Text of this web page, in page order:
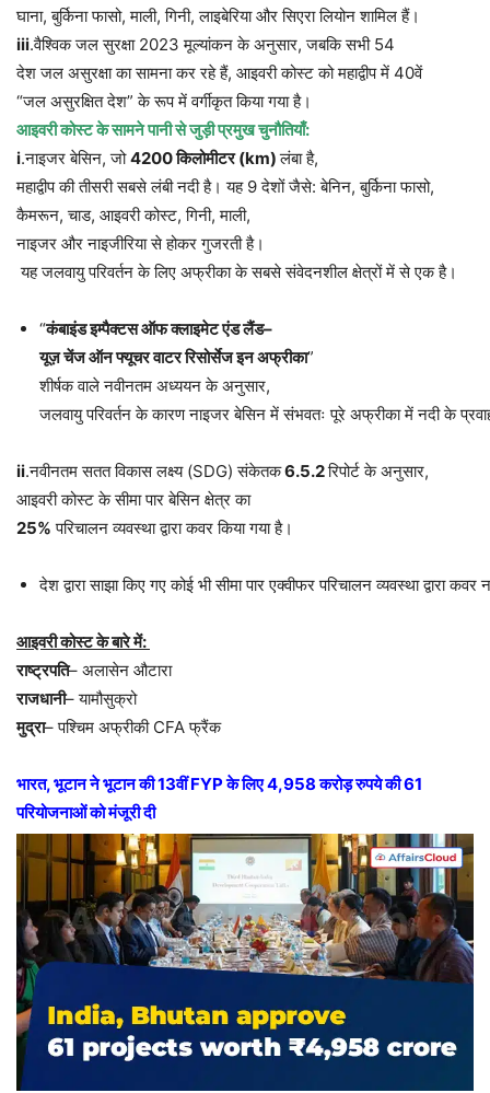
घाना, बुर्किना फासो, माली, गिनी, लाइबेरिया और सिएरा लियोन शामिल हैं।
iii.वैश्विक जल सुरक्षा 2023 मूल्यांकन के अनुसार, जबकि सभी 54
देश जल असुरक्षा का सामना कर रहे हैं, आइवरी कोस्ट को महाद्वीप में 40वें
“जल असुरक्षित देश” के रूप में वर्गीकृत किया गया है।
आइवरीकोस्टकेसामनेपानीसेजुड़ीप्रमुखचुनौतियाँ:
i.नाइजर बेसिन, जो4200किलोमीटर(km)लंबा है,
महाद्वीप की तीसरी सबसे लंबी नदी है। यह 9 देशों जैसे: बेनिन, बुर्किना फासो,
कैमरून, चाड, आइवरी कोस्ट, गिनी, माली,
नाइजर और नाइजीरिया से होकर गुजरती है।
यह जलवायु परिवर्तन के लिए अफ्रीका के सबसे संवेदनशील क्षेत्रों में से एक है।
“कंबाइंडइम्पैक्टसऑफक्लाइमेटएंडलैंड–
यूज़चेंजऑनफ्यूचरवाटररिसोर्सेजइनअफ्रीका”
शीर्षक वाले नवीनतम अध्ययन के अनुसार,
जलवायु परिवर्तन के कारण नाइजर बेसिन में संभवतः पूरे अफ्रीका में नदी के
ii.नवीनतम सतत विकास लक्ष्य (SDG) संकेतक6.5.2रिपोर्ट के अनुसार,
आइवरी कोस्ट के सीमा पार बेसिन क्षेत्र का
25% परिचालन व्यवस्था द्वारा कवर किया गया है।
देश द्वारा साझा किए गए कोई भी सीमा पार एक्वीफर परिचालन व्यवस्था द्वारा
आइवरीकोस्टकेबारेमें:
राष्ट्रपति– अलासेन औटारा
राजधानी– यामौसुक्रो
मुद्रा– पश्चिम अफ्रीकी CFA फ्रैंक
भारत,भूटान ने भूटान की13वींFYPके लिए4,958करोड़ रुपये की61
परियोजनाओं को मंजूरी दी